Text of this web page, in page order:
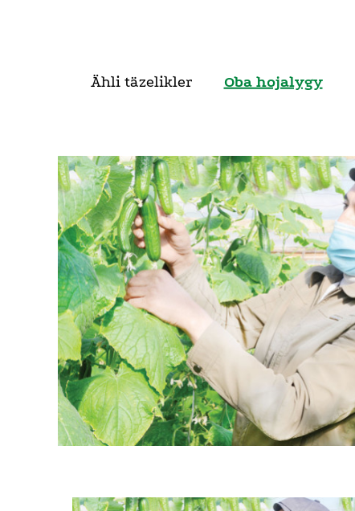
Ähli täzelikler Oba hojalygy